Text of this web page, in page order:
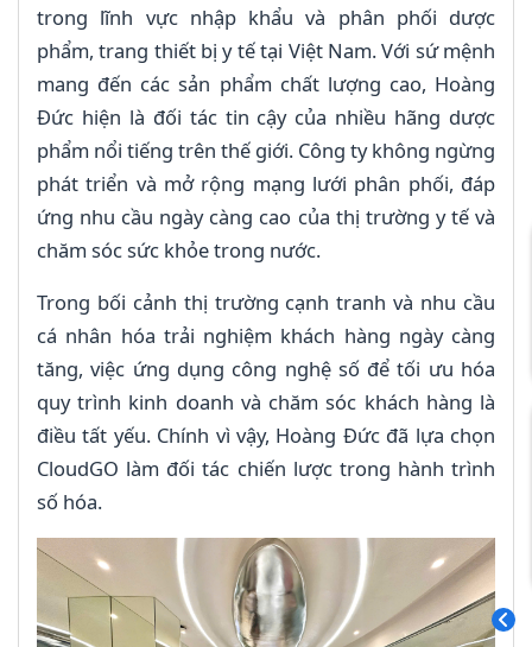
trong lĩnh vực nhập khẩu và phân phối dược
phẩm, trang thiết bị y tế tại Việt Nam. Với sứ mệnh
mang đến các sản phẩm chất lượng cao, Hoàng
Đức hiện là đối tác tin cậy của nhiều hãng dược
phẩm nổi tiếng trên thế giới. Công ty không ngừng
phát triển và mở rộng mạng lưới phân phối, đáp
ứng nhu cầu ngày càng cao của thị trường y tế và
chăm sóc sức khỏe trong nước.
Trong bối cảnh thị trường cạnh tranh và nhu cầu
cá nhân hóa trải nghiệm khách hàng ngày càng
tăng, việc ứng dụng công nghệ số để tối ưu hóa
quy trình kinh doanh và chăm sóc khách hàng là
điều tất yếu. Chính vì vậy, Hoàng Đức đã lựa chọn
CloudGO làm đối tác chiến lược trong hành trình
số hóa.